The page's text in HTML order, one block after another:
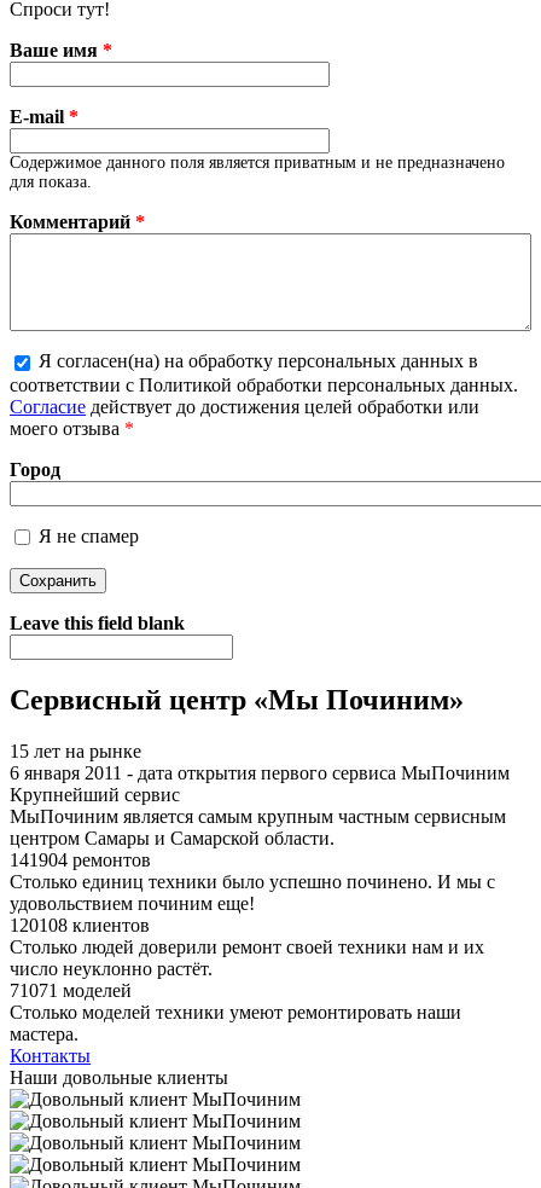
Спроси тут!
Ваше имя *
E-mail *
Содержимое данного поля является приватным и не предназначено
для показа.
Комментарий *
Более подробная информация о текстовых форматах
Я согласен(на) на обработку персональных данных в
соответствии с Политикой обработки персональных данных.
Согласие действует до достижения целей обработки или
моего отзыва *
Город
Я не спамер
Я спамер
Leave this field blank
Сервисный центр «Мы Починим»
15 лет на рынке
6 января 2011 - дата открытия первого сервиса МыПочиним
Крупнейший сервис
МыПочиним является самым крупным частным сервисным
центром Самары и Самарской области.
141904 ремонтов
Столько единиц техники было успешно починено. И мы с
удовольствием починим еще!
120108 клиентов
Столько людей доверили ремонт своей техники нам и их
число неуклонно растёт.
71071 моделей
Столько моделей техники умеют ремонтировать наши
мастера.
Контакты
Наши довольные клиенты